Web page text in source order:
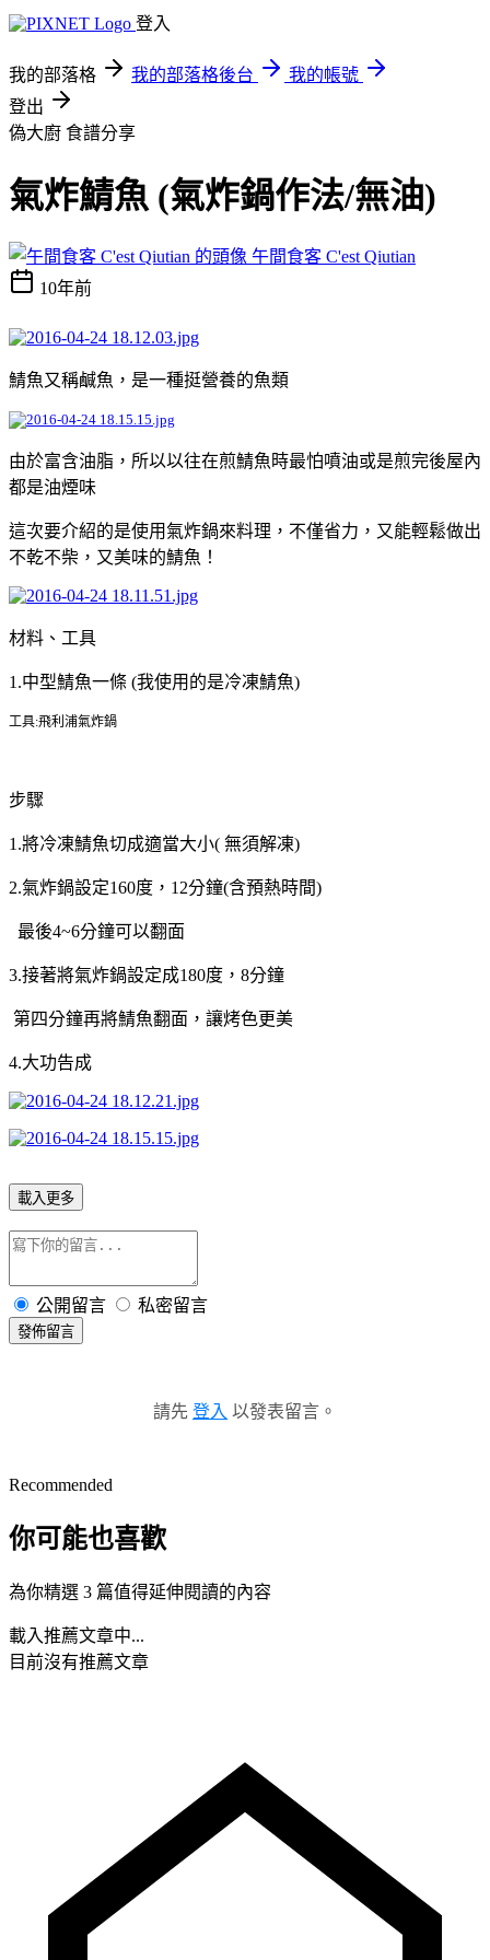
登入
我的部落格 我的部落格後台
我的帳號
登出
偽大廚 食譜分享
氣炸鯖魚 (氣炸鍋作法/無油)
午間食客 C'est Qiutian
10年前
鯖魚又稱鹹魚，是一種挺營養的魚類
由於富含油脂，所以以往在煎鯖魚時最怕噴油或是煎完後屋內
都是油煙味
這次要介紹的是使用氣炸鍋來料理，不僅省力，又能輕鬆做出
不乾不柴，又美味的鯖魚！
材料、工具
1.中型鯖魚一條 (我使用的是冷凍鯖魚)
工具:飛利浦氣炸鍋
步驟
1.將冷凍鯖魚切成適當大小( 無須解凍)
2.氣炸鍋設定160度，12分鐘(含預熱時間)
最後4~6分鐘可以翻面
3.接著將氣炸鍋設定成180度，8分鐘
第四分鐘再將鯖魚翻面，讓烤色更美
4.大功告成
載入更多
公開留言 私密留言
發佈留言
請先 登入 以發表留言。
Recommended
你可能也喜歡
為你精選 3 篇值得延伸閱讀的內容
載入推薦文章中...
目前沒有推薦文章